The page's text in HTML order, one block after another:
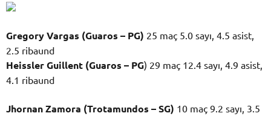
Gregory Vargas (Guaros – PG) 25 maç 5.0 sayı, 4.5 asist,
2.5 ribaund
Heissler Guillent (Guaros – PG) 29 maç 12.4 sayı, 4.9 asist,
4.1 ribaund
Jhornan Zamora (Trotamundos – SG) 10 maç 9.2 sayı, 3.5